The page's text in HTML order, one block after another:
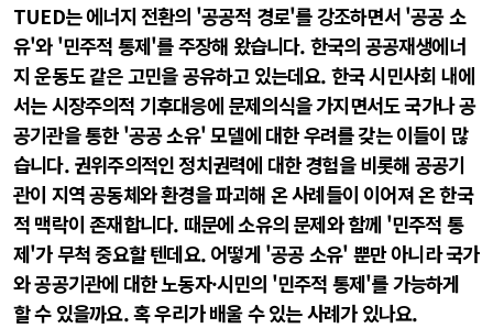
TUED는 에너지 전환의 '공공적 경로'를 강조하면서 '공공 소
유'와 '민주적 통제'를 주장해 왔습니다. 한국의 공공재생에너
지 운동도 같은 고민을 공유하고 있는데요. 한국 시민사회 내에
서는 시장주의적 기후대응에 문제의식을 가지면서도 국가나 공
공기관을 통한 '공공 소유' 모델에 대한 우려를 갖는 이들이 많
습니다. 권위주의적인 정치권력에 대한 경험을 비롯해 공공기
관이 지역 공동체와 환경을 파괴해 온 사례들이 이어져 온 한국
적 맥락이 존재합니다. 때문에 소유의 문제와 함께 '민주적 통
제'가 무척 중요할 텐데요. 어떻게 '공공 소유' 뿐만 아니라 국가
와 공공기관에 대한 노동자·시민의 '민주적 통제'를 가능하게
할 수 있을까요. 혹 우리가 배울 수 있는 사례가 있나요.